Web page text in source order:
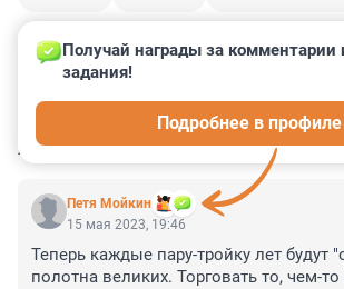
КОММЕНТАРИИ 4
Петя Мойкин
Получай награды за комментарии
задания!
Подробнее в профиле
15 мая 2023, 19:46
Теперь каждые пару-тройку лет будут
полотна великих. Торговать то, чем-